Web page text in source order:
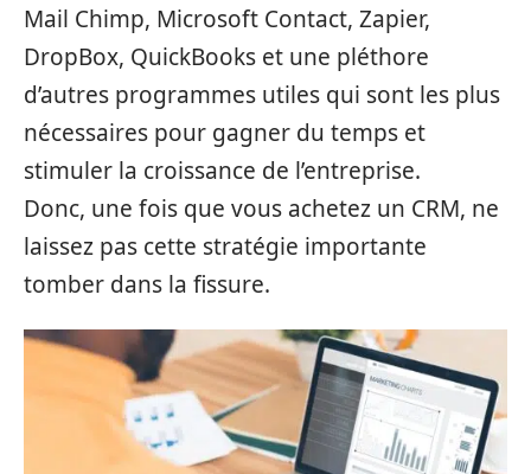
Mail Chimp, Microsoft Contact, Zapier,
DropBox, QuickBooks et une pléthore
d’autres programmes utiles qui sont les plus
nécessaires pour gagner du temps et
stimuler la croissance de l’entreprise.
Donc, une fois que vous achetez un CRM, ne
laissez pas cette stratégie importante
tomber dans la fissure.